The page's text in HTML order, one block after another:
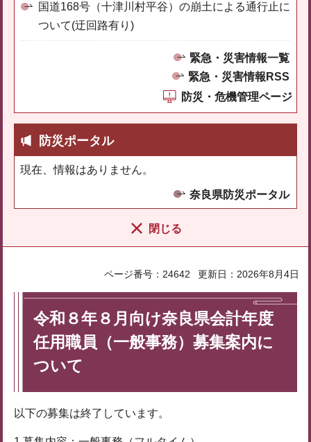
国道168号（十津川村平谷）の崩土による通行止に
ついて(迂回路有り)
緊急・災害情報一覧
緊急・災害情報RSS
防災・危機管理ページ
防災ポータル
現在、情報はありません。
奈良県防災ポータル
閉じる
ページ番号：24642 更新日：2026年8月4日
令和８年８月向け奈良県会計年度
任用職員（一般事務）募集案内に
ついて
以下の募集は終了しています。